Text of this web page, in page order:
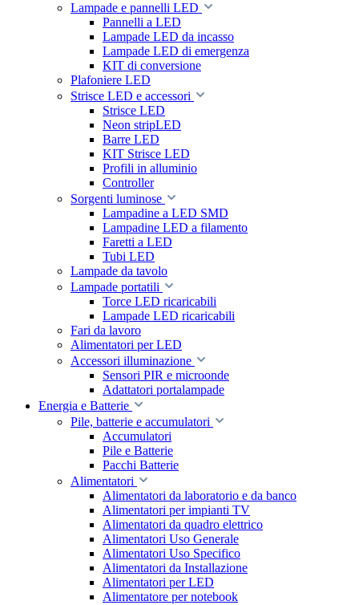
Lampade e pannelli LED
Pannelli a LED
Lampade LED da incasso
Lampade LED di emergenza
KIT di conversione
Plafoniere LED
Strisce LED e accessori
Strisce LED
Neon stripLED
Barre LED
KIT Strisce LED
Profili in alluminio
Controller
Sorgenti luminose
Lampadine a LED SMD
Lampadine LED a filamento
Faretti a LED
Tubi LED
Lampade da tavolo
Lampade portatili
Torce LED ricaricabili
Lampade LED ricaricabili
Fari da lavoro
Alimentatori per LED
Accessori illuminazione
Sensori PIR e microonde
Adattatori portalampade
Energia e Batterie
Pile, batterie e accumulatori
Accumulatori
Pile e Batterie
Pacchi Batterie
Alimentatori
Alimentatori da laboratorio e da banco
Alimentatori per impianti TV
Alimentatori da quadro elettrico
Alimentatori Uso Generale
Alimentatori Uso Specifico
Alimentatori da Installazione
Alimentatori per LED
Alimentatore per notebook